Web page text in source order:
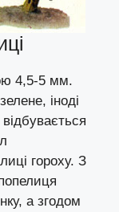
4,5-5 мм.
іноді
гороху. З
а згодом